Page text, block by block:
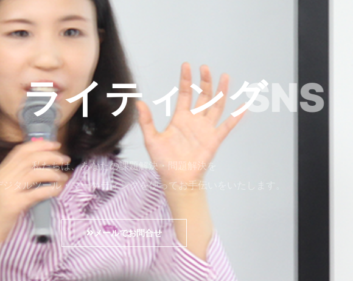
ライティングSEO
私たちは、あなたの課題解決・問題解決を
タルツール・マーケティングを使ってお手伝いをいたします。
メールでお問合せ